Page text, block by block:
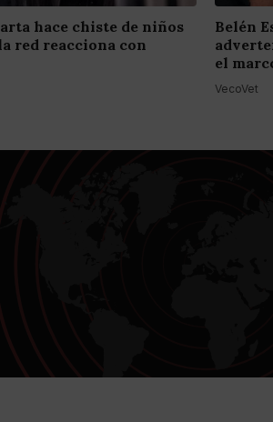
hace chiste de niños
red reacciona con
Belén
el
VecoVet